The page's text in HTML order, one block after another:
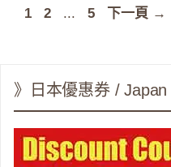
頁
1
頁
2 ...
頁
5 下一頁 →
》日本優惠券 / Japan